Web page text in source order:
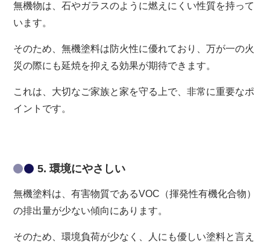
無機物は、石やガラスのように燃えにくい性質を持って
います。
そのため、無機塗料は防火性に優れており、万が一の火
災の際にも延焼を抑える効果が期待できます。
これは、大切なご家族と家を守る上で、非常に重要なポ
イントです。
5. 環境にやさしい
無機塗料は、有害物質であるVOC（揮発性有機化合物）
の排出量が少ない傾向にあります。
そのため、環境負荷が少なく、人にも優しい塗料と言え